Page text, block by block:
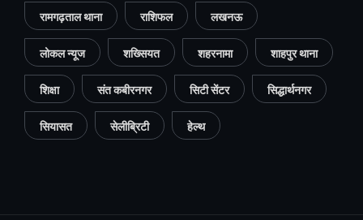
रामगढ़ताल थाना राशिफल लखनऊ
लोकल न्यूज शख्सियत शहरनामा शाहपुर थाना
शिक्षा संत कबीरनगर सिटी सेंटर सिद्धार्थनगर
सियासत सेलीब्रिटी हेल्थ